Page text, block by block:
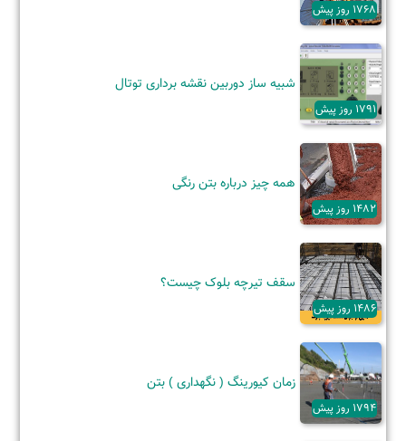
1768 روز پیش
1791 روز پیش
شبیه ساز دوربین نقشه برداری توتال
1482 روز پیش
همه چیز درباره بتن رنگی
1486 روز پیش
سقف تیرچه بلوک چیست؟
1794 روز پیش
زمان کیورینگ ( نگهداری ) بتن